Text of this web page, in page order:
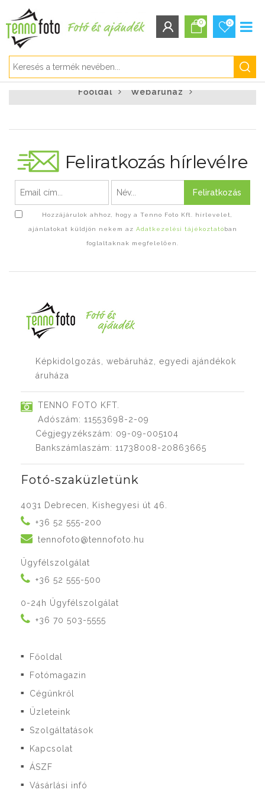
0 0
Főoldal Webáruház
Feliratkozás hírlevélre
Feliratkozás
Hozzájárulok ahhoz, hogy a Tenno Foto Kft. hírlevelet,
ajánlatokat küldjön nekem az Adatkezelési tájékoztatóban
foglaltaknak megfelelően.
Képkidolgozás, webáruház, egyedi ajándékok
áruháza
TENNO FOTO KFT.
Adószám: 11553698-2-09
Cégjegyzékszám: 09-09-005104
Bankszámlaszám: 11738008-20863665
Fotó-szaküzletünk
4031 Debrecen, Kishegyesi út 46.
+36 52 555-200
tennofoto@tennofoto.hu
Ügyfélszolgálat
+36 52 555-500
0-24h Ügyfélszolgálat
+36 70 503-5555
■ Főoldal
■ Fotómagazin
■ Cégünkről
■ Üzleteink
■ Szolgáltatások
■ Kapcsolat
■ ÁSZF
■ Vásárlási infó